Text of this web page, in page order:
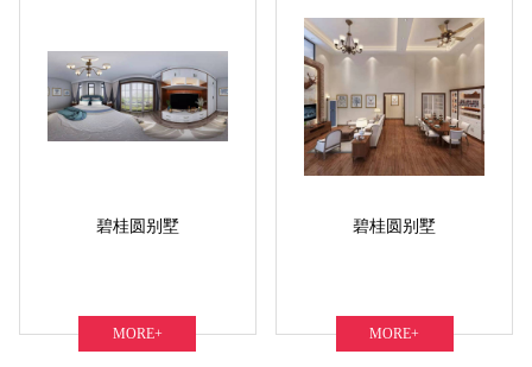
MORE+
碧桂圆别墅
MORE+
碧桂圆别墅